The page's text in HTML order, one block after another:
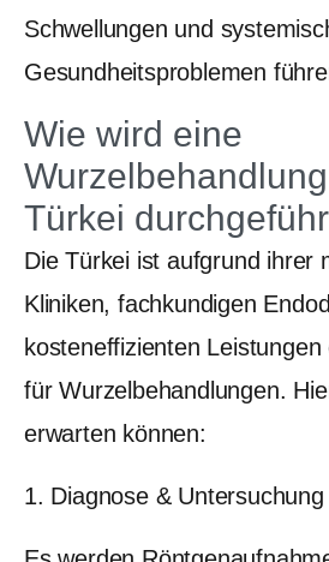
Schwellungen und
Gesundheitsproblemen
Wie wird eine
Türkei
Die Türkei ist aufgrund ihrer
Kliniken, fachkundigen
kosteneffizienten Leistungen
für Wurzelbehandlungen.
erwarten können:
1. Diagnose & Untersuchung